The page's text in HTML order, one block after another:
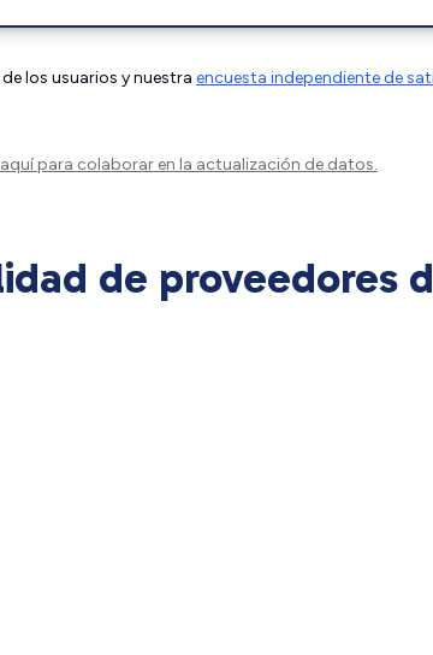
los usuarios y nuestra encuesta independiente de
para colaborar en la actualización de datos.
de proveedores